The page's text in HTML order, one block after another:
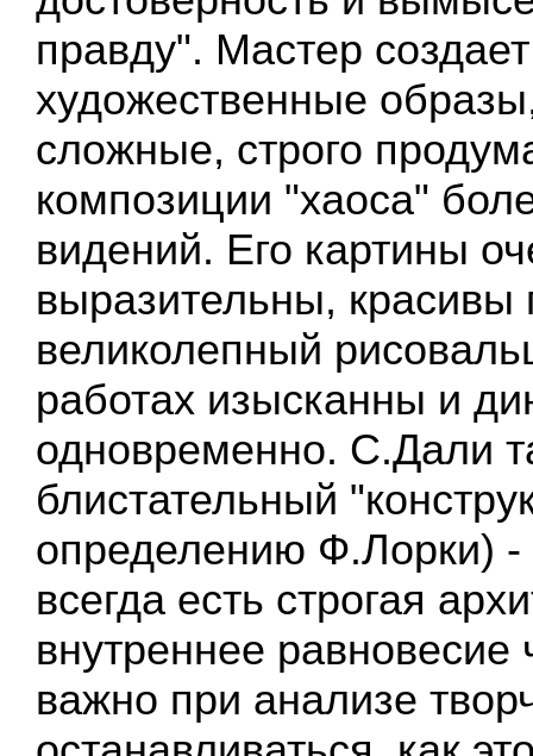
правду". Мастер
художественные
сложные, строго
композиции "хаоса"
видений. Его картины
выразительны, красивы
великолепный
работах изысканны и
одновременно. С.Дали
блистательный
определению Ф.Лорки) -
всегда есть строгая
внутреннее равновесие
важно при анализе